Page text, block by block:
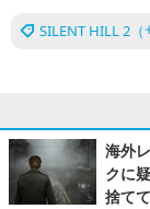
SILENT HILL 2（
海外
クに
捨て